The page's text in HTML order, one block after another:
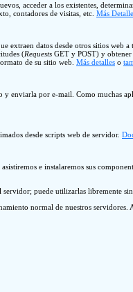
acceder a los existentes,
contadores de visitas, etc. Más
datos desde otros sitios web
(Requests GET y POST) y
de su sitio web. Más detalles o
enviarla por e-mail. Como muchas
desde scripts web de servidor.
e instalaremos sus
servidor; puede utilizarlas libremente
normal de nuestros servidores.